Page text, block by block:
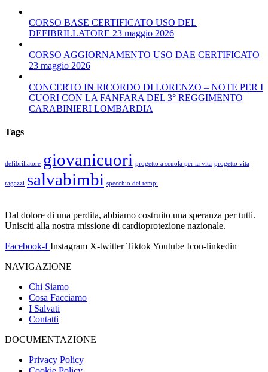
CORSO BASE CERTIFICATO USO DEL
DEFIBRILLATORE 23 maggio 2026
CORSO AGGIORNAMENTO USO DAE CERTIFICATO
23 maggio 2026
CONCERTO IN RICORDO DI LORENZO – NOTE PER I
CUORI CON LA FANFARA DEL 3° REGGIMENTO
CARABINIERI LOMBARDIA
Tags
defibrillatore giovanicuori progetto a scuola per la vita progetto vita
ragazzi salvabimbi specchio dei tempi
Dal dolore di una perdita, abbiamo costruito una speranza per tutti.
Unisciti alla nostra missione di cardioprotezione nazionale.
Facebook-f Instagram X-twitter TiktokYoutube Icon-linkedin
NAVIGAZIONE
Chi Siamo
Cosa Facciamo
I Salvati
Contatti
DOCUMENTAZIONE
Privacy Policy